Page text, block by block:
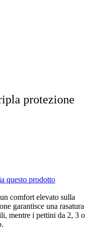
protezione
questo prodotto
comfort elevato sulla
garantisce una rasatura
mentre i pettini da 2, 3 o